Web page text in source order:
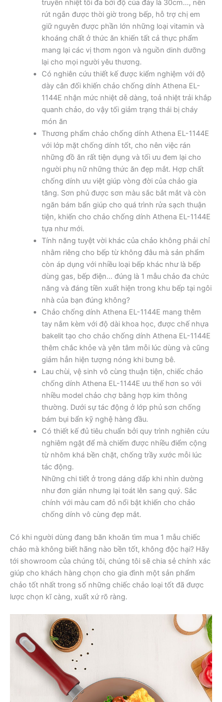
truyền nhiệt tối đa bởi độ của đáy là 30cm…, nên
rút ngắn được thời giờ trong bếp, hỗ trợ chị em
giữ nguyên được phần lớn những loại vitamin và
khoáng chất ở thức ăn khiến tất cả thực phẩm
mang lại các vị thơm ngon và nguồn dinh dưỡng
lại cho mọi người yêu thương.
Có nghiên cứu thiết kế được kiểm nghiệm với độ
dày cân đối khiến chảo chống dính Athena EL-
1144E nhận mức nhiệt dễ dàng, toả nhiệt trải khắp
quanh chảo, do vậy tối giảm trạng thái bị cháy
món ăn
Thương phẩm chảo chống dính Athena EL-1144E
với lớp mặt chống dính tốt, cho nên việc rán
những đồ ăn rất tiện dụng và tối ưu đem lại cho
người phụ nữ những thức ăn đẹp mắt. Hợp chất
chống dính ưu việt giúp vòng đời của chảo gia
tăng. Sơn phủ được sơn màu sắc bắt mắt và còn
ngăn bám bẩn giúp cho quá trình rửa sạch thuận
tiện, khiến cho chảo chống dính Athena EL-1144E
tựa như mới.
Tính năng tuyệt vời khác của chảo không phải chỉ
nhằm riêng cho bếp từ không đâu mà sản phẩm
còn áp dụng với nhiều loại bếp khác như là bếp
dùng gas, bếp điện… đúng là 1 mẫu chảo đa chức
năng và đáng tiền xuất hiện trong khu bếp tại ngôi
nhà của bạn đúng không?
Chảo chống dính Athena EL-1144E mang thêm
tay nắm kèm với độ dài khoa học, được chế nhựa
bakelit tạo cho chảo chống dính Athena EL-1144E
thêm chắc khỏe và yên tâm mỗi lúc dùng và cũng
giảm hẳn hiện tượng nóng khi bưng bê.
Lau chùi, vệ sinh vô cùng thuận tiện, chiếc chảo
chống dính Athena EL-1144E ưu thế hơn so với
nhiều model chảo chợ bằng hợp kim thông
thường. Dưới sự tác động ở lớp phủ sơn chống
bám bụi bẩn kỹ nghệ hàng đầu.
Có thiết kế đủ tiêu chuẩn bởi quy trình nghiên cứu
nghiêm ngặt để mà chiếm được nhiều điểm cộng
từ nhôm khá bền chặt, chống trầy xước mỗi lúc
tác động.
Những chi tiết ở trong dáng dấp khi nhìn dường
như đơn giản nhưng lại toát lên sang quý. Sắc
chính với màu cam đỏ nổi bật khiến cho chảo
chống dính vô cùng đẹp mắt.
Có khi người dùng đang băn khoăn tìm mua 1 mẫu chiếc
chảo mà không biết hãng nào bền tốt, không độc hại? Hãy
tới showroom của chúng tôi, chúng tôi sẽ chia sẻ chính xác
giúp cho khách hàng chọn cho gia đình một sản phẩm
chảo tốt nhất trong số những chiếc chảo loại tốt đã được
lược chọn kĩ càng, xuất xứ rõ ràng.